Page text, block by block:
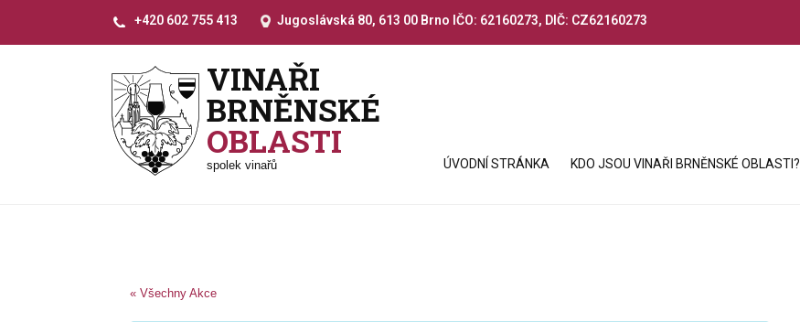
+420 602 755 413 Jugoslávská 80, 613 00 Brno IČO: 62160273, DIČ: CZ62160273
VINAŘI
BRNĚNSKÉ
OBLASTI
spolek vinařů ÚVODNÍ STRÁNKA KDO JSOU VINAŘI BRNĚNSKÉ OBLASTI?
« Všechny Akce